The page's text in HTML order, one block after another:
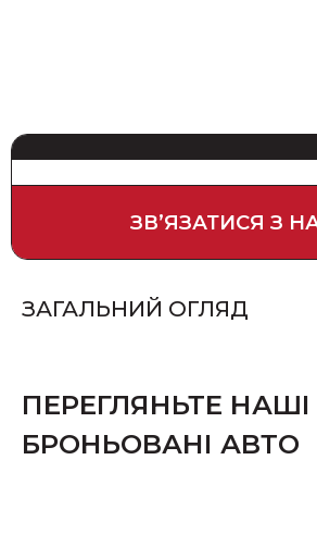
ЗВʼЯЗАТИСЯ З
ЗАГАЛЬНИЙ ОГЛЯД
ПЕРЕГЛЯНЬТЕ НАШІ
БРОНЬОВАНІ АВТО